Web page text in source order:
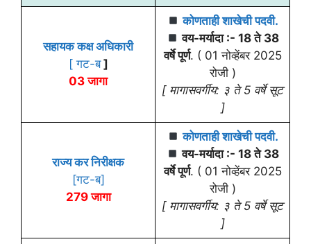
सहायक कक्ष अधिकारी
[ गट-ब]
03 जागा
कोणताही शाखेची पदवी.
वय-मर्यादा :- 18 ते 38
वर्षे पूर्ण. ( 01 नोव्हेंबर 2025
रोजी )
[ मागासवर्गीय: ३ ते 5 वर्षे सूट
]
राज्य कर निरीक्षक
[गट-ब]
279 जागा
कोणताही शाखेची पदवी.
वय-मर्यादा :- 18 ते 38
वर्षे पूर्ण. ( 01 नोव्हेंबर 2025
रोजी )
[ मागासवर्गीय: ३ ते 5 वर्षे सूट
]